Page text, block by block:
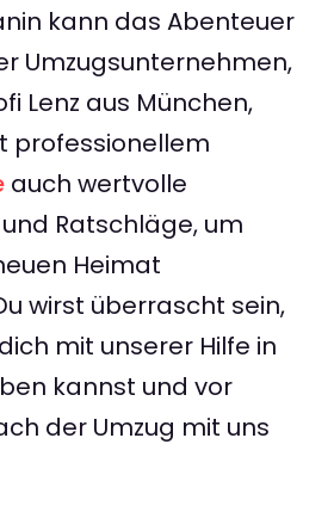
kann das Abenteuer
Umzugsunternehmen,
Lenz aus München,
professionellem
auch wertvolle
Ratschläge, um
Heimat
wirst überrascht sein,
mit unserer Hilfe in
kannst und vor
der Umzug mit uns